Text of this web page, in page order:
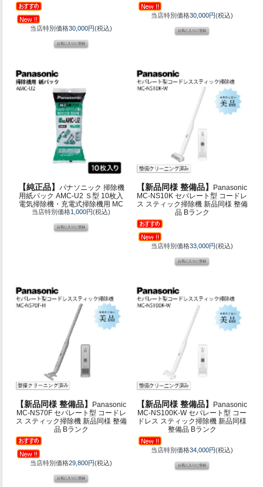
当店特別価格30,000円(税込)
当店特別価格30,000円(税込)
【純正品】
パナソニック 掃除機
用紙パック AMC-U2 Ｓ型 10枚入
電気掃除機・充電式掃除機用 MC
当店特別価格1,000円(税込)
【新品同様 整備品】
Panasonic
MC-NS10K セパレート型 コードレ
ス スティック掃除機 新品同様 整備
品 Bランク
当店特別価格33,000円(税込)
【新品同様 整備品】
Panasonic
MC-NS70F セパレート型 コードレ
ス スティック掃除機 新品同様 整備
品 Bランク
当店特別価格29,800円(税込)
【新品同様 整備品】
Panasonic
MC-NS100K-W セパレート型 コー
ドレス スティック掃除機 新品同様
整備品 Bランク
当店特別価格34,000円(税込)